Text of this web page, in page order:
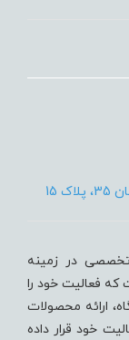
15
تخصصی در زمینه
فعالیت خود را
این فروشگاه، ارائه محصولات
خود قرار داده